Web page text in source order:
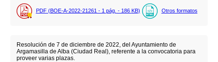
PDF (BOE-A-2022-21261 - 1 pág. - 186 KB) Otros formatos
Resolución de 7 de diciembre de 2022, del Ayuntamiento de
Argamasilla de Alba (Ciudad Real), referente a la convocatoria para
proveer varias plazas.